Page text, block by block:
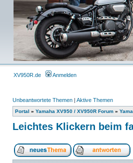
XV950R.de Anmelden
Unbeantwortete Themen | Aktive Themen
Portal » Yamaha XV950 / XV950R Forum »
Leichtes Klickern beim